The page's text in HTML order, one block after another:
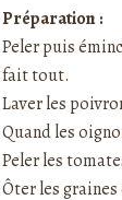
Préparation :
Peler puis
fait tout.
Laver les
Quand les
Peler les
Ôter les